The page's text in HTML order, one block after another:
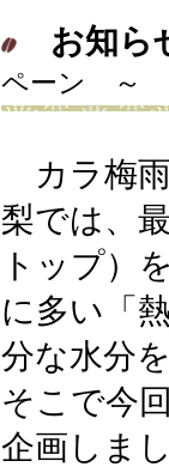
お知ら
ペーン ～
カラ梅
梨では、
トップ）
に多い「
分な水分
そこで今
企画しま